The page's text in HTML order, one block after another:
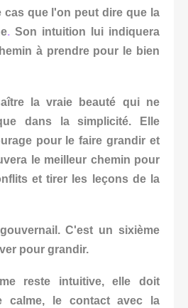
cas que l'on peut dire que la
. Son intuition lui indiquera
à prendre pour le bien
la vraie beauté qui ne
dans la simplicité. Elle
pour le faire grandir et
le meilleur chemin pour
et tirer les leçons de la
C'est un sixième
pour grandir.
reste intuitive, elle doit
calme, le contact avec la